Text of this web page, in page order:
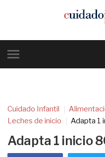
Cuidado Infantil
Leches de inicio
Adapta 1
Adapta 1 inicio